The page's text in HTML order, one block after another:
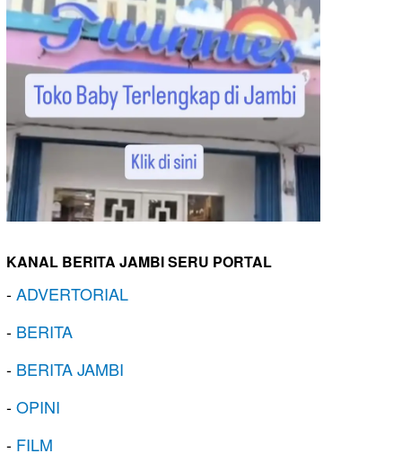
KANAL BERITA JAMBI SERU PORTAL
-ADVERTORIAL
- BERITA
- BERITA JAMBI
-OPINI
- FILM